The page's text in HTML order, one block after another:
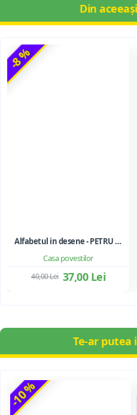
Din
-8 %
Casa povestilor
Alfabetul in desene - PETRU GHETOI
37,00 Lei
40,00 Lei
Te-ar putea
-10 %